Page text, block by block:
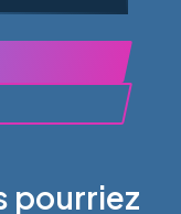
pourriez